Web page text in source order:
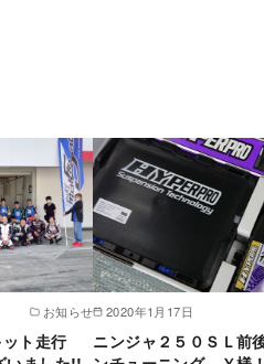
お知らせ
ト走行
2020年1月17日
ニンジャ２５０ＳＬ前